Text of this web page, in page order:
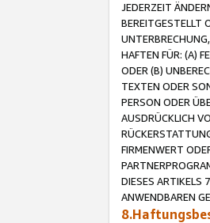
JEDERZEIT
BEREITGESTELLT
HAFTEN FÜR: (A)
ODER (B)
TEXTEN ODER
PERSON ODER
AUSDRÜCKLICH
FIRMENWERT
DIESES ARTIKELS
ANWENDBAREN